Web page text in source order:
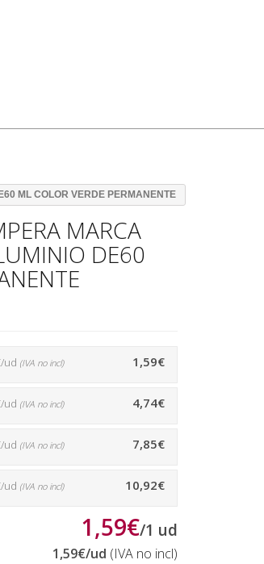
ML COLOR VERDE PERMANENTE
MARCA
DE60
1,59€
ud (IVA no incl)
4,74€
ud (IVA no incl)
7,85€
ud (IVA no incl)
10,92€
ud (IVA no incl)
1,59€/1 ud
1,59€/ud (IVA no incl)